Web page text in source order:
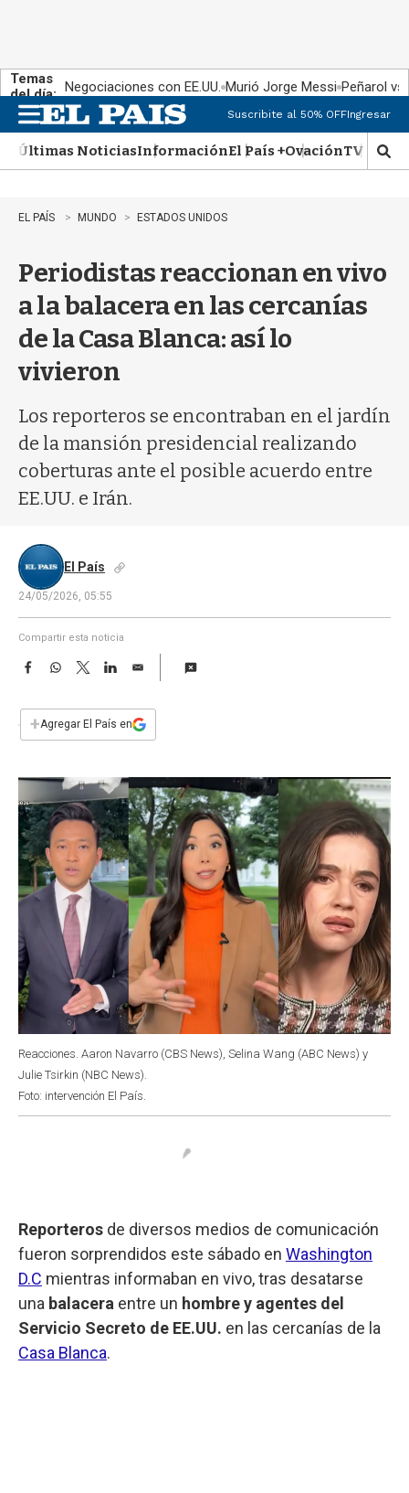
Temas
del día: Negociaciones con EE.UU. Murió Jorge Messi Peñarol
n
u
Suscribite al 50% OFFIngresar
Últimas NoticiasInformaciónEl País +OvaciónTV Show
M
o
r
b
a
EL PAÍS MUNDO ESTADOS UNIDOS
Periodistas reaccionan en vivo
a la balacera en las cercanías
de la Casa Blanca: así lo
vivieron
Los reporteros se encontraban en el jardín
de la mansión presidencial realizando
coberturas ante el posible acuerdo entre
EE.UU. e Irán.
El País
24/05/2026, 05:55
Compartir esta noticia
F
e
b
W
s
p
T
w
t
L
n
E
i
l
+Agregar El País en
Reacciones. Aaron Navarro (CBS News), Selina Wang (ABC News) y
Julie Tsirkin (NBC News).
Foto: intervención El País.
Reporteros de diversos medios de comunicación
fueron sorprendidos este sábado en Washington
D.C mientras informaban en vivo, tras desatarse
una balacera entre un hombre y agentes del
Servicio Secreto de EE.UU. en las cercanías de la
Casa Blanca.